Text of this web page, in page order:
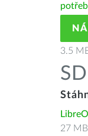
3.5
27